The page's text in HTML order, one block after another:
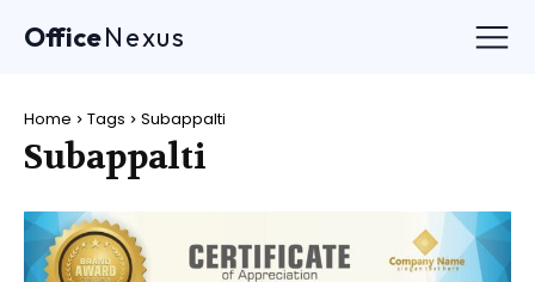
OfficeNexus
Home Tags Subappalti
Subappalti